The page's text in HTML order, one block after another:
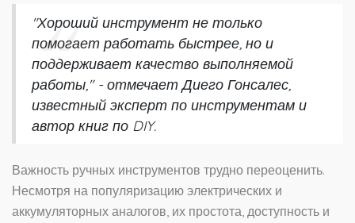
"Хороший инструмент не только
помогает работать быстрее, но и
поддерживает качество выполняемой
работы," - отмечает Диего Гонсалес,
известный эксперт по инструментам и
автор книг по DIY.
Важность ручных инструментов трудно переоценить.
Несмотря на популяризацию электрических и
аккумуляторных аналогов, их простота, доступность и